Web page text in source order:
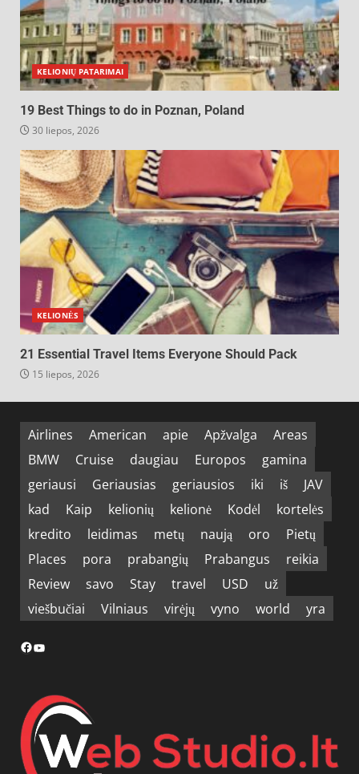
KELIONIŲ PATARIMAI
19 Best Things to do in Poznan, Poland
30 liepos, 2026
KELIONĖS
21 Essential Travel Items Everyone Should Pack
15 liepos, 2026
Airlines American apie Apžvalga
Areas
BMW
Cruise daugiau Europos
gamina
geriausi
Geriausias geriausios iki iš
JAV
kad
Kaip kelionių kelionė Kodėl
kortelės
kredito
leidimas metų naują oro
Pietų
Places
pora prabangių Prabangus
reikia
Review
savo Stay travel USD
už
viešbučiai
Vilniaus virėjų vyno world yra
Facebook
YouTube